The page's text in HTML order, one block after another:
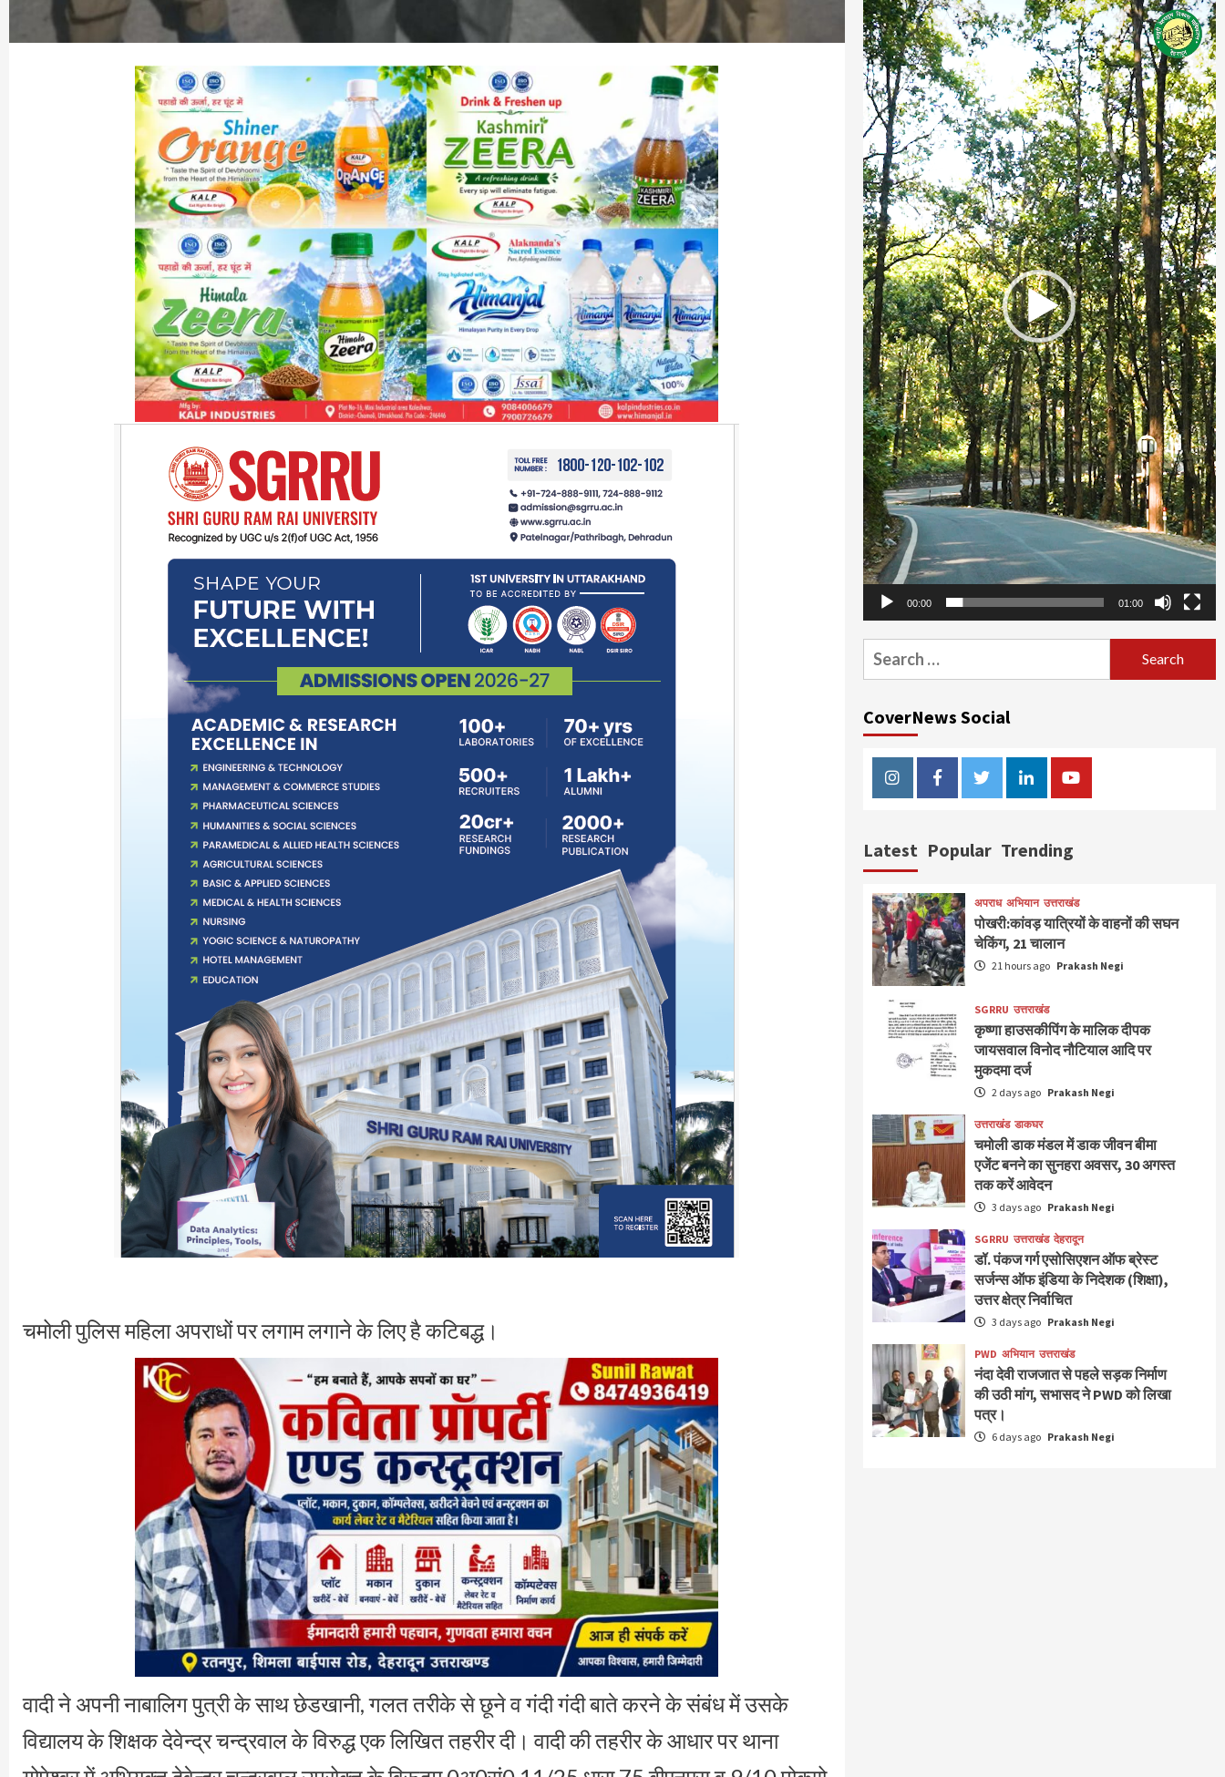
चमोली पुलिस महिला अपराधों पर लगाम लगाने के लिए है कटिबद्ध।
वादी ने अपनी नाबालिग पुत्री के साथ छेडखानी, गलत तरीके से छूने व गंदी गंदी बाते करने के संबंध में उसके
विद्यालय के शिक्षक देवेन्द्र चन्द्रवाल के विरुद्ध एक लिखित तहरीर दी। वादी की तहरीर के आधार पर थाना
Player
00:00 01:00
Search
for:
CoverNews Social
InstagramFacebookTwitterLinkedinYoutube
Latest Popular Trending
अपराध अभियान उत्तराखंड
पोखरी:कांवड़ यात्रियों के वाहनों की सघन
चेकिंग, 21 चालान
21 hours ago Prakash Negi
SGRRU उत्तराखंड
कृष्णा हाउसकीपिंग के मालिक दीपक
जायसवाल विनोद नौटियाल आदि पर
मुकदमा दर्ज
2 days ago Prakash Negi
उत्तराखंड डाकघर
चमोली डाक मंडल में डाक जीवन बीमा
एजेंट बनने का सुनहरा अवसर, 30 अगस्त
तक करें आवेदन
3 days ago Prakash Negi
SGRRU उत्तराखंड देहरादून
डॉ. पंकज गर्ग एसोसिएशन ऑफ ब्रेस्ट
सर्जन्स ऑफ इंडिया के निदेशक (शिक्षा),
उत्तर क्षेत्र निर्वाचित
3 days ago Prakash Negi
PWD अभियान उत्तराखंड
नंदा देवी राजजात से पहले सड़क निर्माण
की उठी मांग, सभासद ने PWD को लिखा
पत्र।
6 days ago Prakash Negi